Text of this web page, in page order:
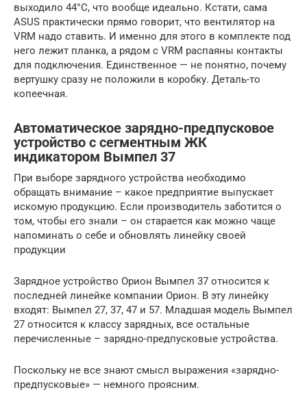
выходило 44°С, что вообще идеально. Кстати, сама
ASUS практически прямо говорит, что вентилятор на
VRM надо ставить. И именно для этого в комплекте под
него лежит планка, а рядом с VRM распаяны контакты
для подключения. Единственное — не понятно, почему
вертушку сразу не положили в коробку. Деталь-то
копеечная.
Автоматическое зарядно-предпусковое
устройство с сегментным ЖК
индикатором Вымпел 37
При выборе зарядного устройства необходимо
обращать внимание – какое предприятие выпускает
искомую продукцию. Если производитель заботится о
том, чтобы его знали – он старается как можно чаще
напоминать о себе и обновлять линейку своей
продукции
Зарядное устройство Орион Вымпел 37 относится к
последней линейке компании Орион. В эту линейку
входят: Вымпел 27, 37, 47 и 57. Младшая модель Вымпел
27 относится к классу зарядных, все остальные
перечисленные – зарядно-предпусковые устройства.
Поскольку не все знают смысл выражения «зарядно-
предпусковые» — немного проясним.